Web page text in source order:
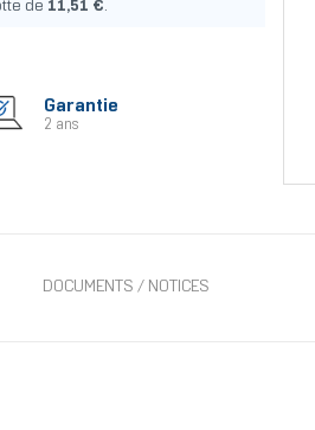
de 11,51 €.
Garantie
2 ans
DOCUMENTS / NOTICES